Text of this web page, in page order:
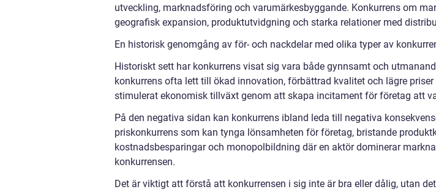
utveckling, marknadsföring och varumärkesbyggande. Konkurrens om
geografisk expansion, produktutvidgning och starka relationer med
En historisk genomgång av för- och nackdelar med olika typer av
Historiskt sett har konkurrens visat sig vara både gynnsamt och
konkurrens ofta lett till ökad innovation, förbättrad kvalitet och lägre
stimulerat ekonomisk tillväxt genom att skapa incitament för företag att
På den negativa sidan kan konkurrens ibland leda till negativa
priskonkurrens som kan tynga lönsamheten för företag, bristande
kostnadsbesparingar och monopolbildning där en aktör dominerar
konkurrensen.
Det är viktigt att förstå att konkurrensen i sig inte är bra eller dålig, utan